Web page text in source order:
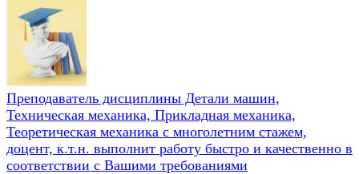
Преподаватель дисциплины Детали машин,
Техническая механика, Прикладная механика,
Теоретическая механика с многолетним стажем,
доцент, к.т.н. выполнит работу быстро и качественно в
соответствии с Вашими требованиями